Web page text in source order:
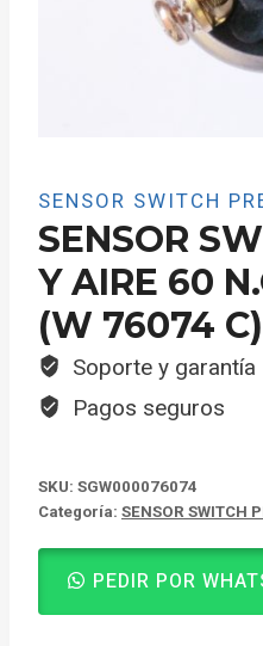
SENSOR SWITCH
SENSOR
Y AIRE 60
(W 76074
Soporte y garantía
Pagos seguros
SKU: SGW000076074
Categoría: SENSOR SWITCH
PEDIR POR